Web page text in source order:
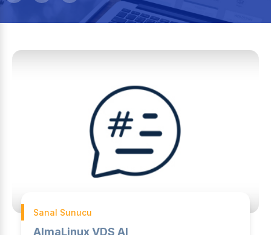
Sanal Sunucu
AlmaLinux VDS Al